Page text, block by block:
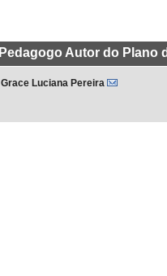
Pedagogo Autor do Plano
Grace Luciana Pereira